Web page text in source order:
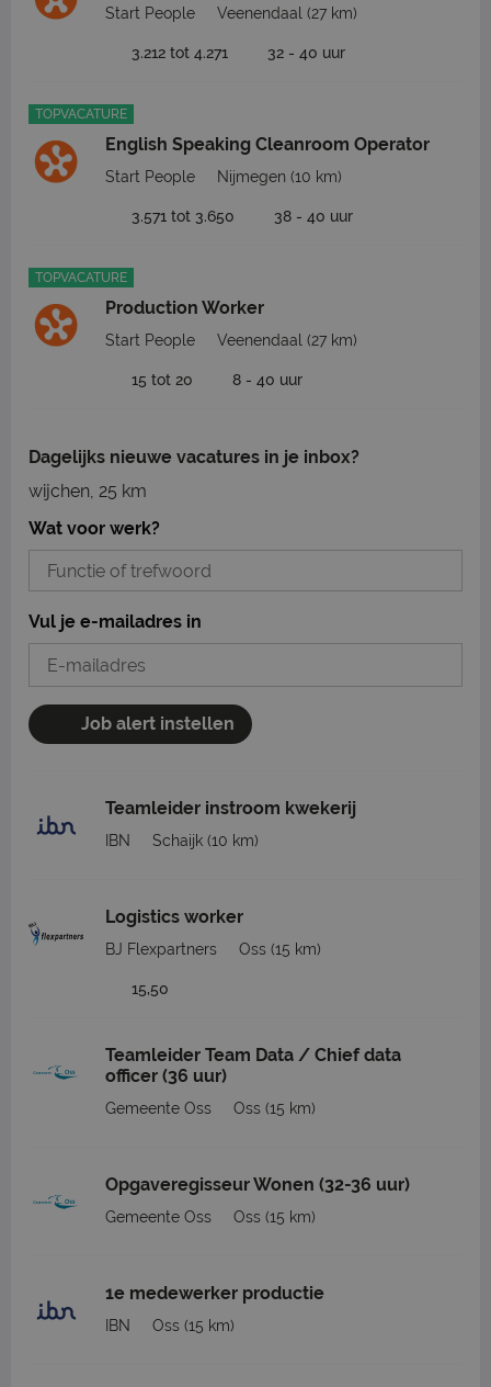
Start People Veenendaal (27 km)
3.212 tot 4.271 32 - 40 uur
TOPVACATURE
English Speaking Cleanroom Operator
Start People Nijmegen (10 km)
3.571 tot 3.650 38 - 40 uur
TOPVACATURE
Production Worker
Start People Veenendaal (27 km)
15 tot 20 8 - 40 uur
Dagelijks nieuwe vacatures in je inbox?
wijchen, 25 km
Wat voor werk?
Vul je e-mailadres in
Job alert instellen
Teamleider instroom kwekerij
IBN Schaijk (10 km)
Logistics worker
BJ Flexpartners Oss (15 km)
15,50
Teamleider Team Data / Chief data
officer (36 uur)
Gemeente Oss Oss (15 km)
Opgaveregisseur Wonen (32-36 uur)
Gemeente Oss Oss (15 km)
1e medewerker productie
IBN Oss (15 km)